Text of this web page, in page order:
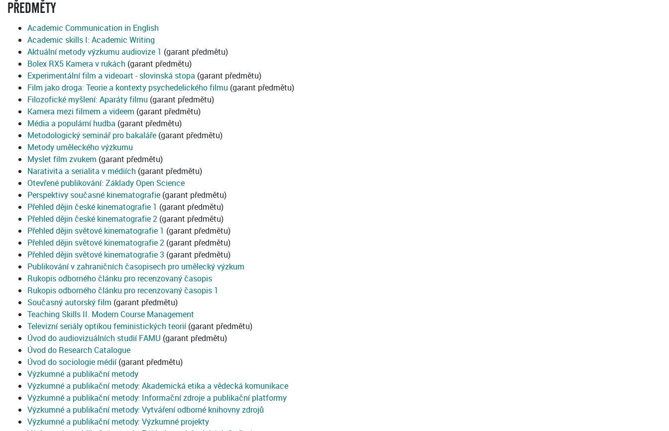
PŘEDMĚTY
Academic Communication in English
Academic skills I: Academic Writing
Aktuální metody výzkumu audiovize 1 (garant předmětu)
Bolex RX5 Kamera v rukách (garant předmětu)
Experimentální film a videoart - slovinská stopa (garant předmětu)
Film jako droga: Teorie a kontexty psychedelického filmu (garant předmětu)
Filozofické myšlení: Aparáty filmu (garant předmětu)
Kamera mezi filmem a videem (garant předmětu)
Média a populární hudba (garant předmětu)
Metodologický seminář pro bakaláře (garant předmětu)
Metody uměleckého výzkumu
Myslet film zvukem (garant předmětu)
Narativita a serialita v médiích (garant předmětu)
Otevřené publikování: Základy Open Science
Perspektivy současné kinematografie (garant předmětu)
Přehled dějin české kinematografie 1 (garant předmětu)
Přehled dějin české kinematografie 2 (garant předmětu)
Přehled dějin světové kinematografie 1 (garant předmětu)
Přehled dějin světové kinematografie 2 (garant předmětu)
Přehled dějin světové kinematografie 3 (garant předmětu)
Publikování v zahraničních časopisech pro umělecký výzkum
Rukopis odborného článku pro recenzovaný časopis
Rukopis odborného článku pro recenzovaný časopis 1
Současný autorský film (garant předmětu)
Teaching Skills II. Modern Course Management
Televizní seriály optikou feministických teorií(garant předmětu)
Úvod do audiovizuálních studií FAMU (garant předmětu)
Úvod do Research Catalogue
Úvod do sociologie médií(garant předmětu)
Výzkumné a publikační metody
Výzkumné a publikační metody: Akademická etika a vědecká komunikace
Výzkumné a publikační metody: Informační zdroje a publikační platformy
Výzkumné a publikační metody: Vytváření odborné knihovny zdrojů
Výzkumné a publikační metody: Výzkumné projekty